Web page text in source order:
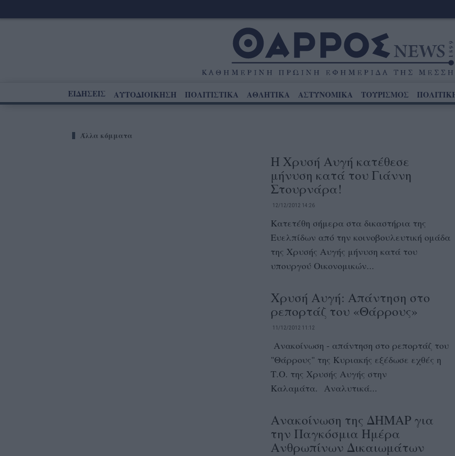
ΕΙΔΗΣΕΙΣ ΑΥΤΟΔΙΟΙΚΗΣΗ ΠΟΛΙΤΙΣΤΙΚΑ ΑΘΛΗΤΙΚΑ ΑΣΤΥΝΟΜΙΚΑ ΤΟΥΡΙΣΜΟΣ
Άλλα κόμματα
Η Χρυσή Αυγή κατέθεσε
μήνυση κατά του Γιάννη
Στουρνάρα‏!
12/12/2012 14:26
Κατετέθη σήμερα στα δικαστήρια της
Ευελπίδων από την κοινοβουλευτική ομάδα
της Χρυσής Αυγής μήνυση κατά του
υπουργού Οικονομικών...
Χρυσή Αυγή: Απάντηση στο
ρεπορτάζ του «Θάρρους»
11/12/2012 11:12
Ανακοίνωση - απάντηση στο ρεπορτάζ του
"Θάρρους" της Κυριακής εξέδωσε εχθές η
Τ.Ο. της Χρυσής Αυγής στην
Καλαμάτα. Αναλυτικά...
Ανακοίνωση της ΔΗΜΑΡ για
την Παγκόσμια Ημέρα
Ανθρωπίνων Δικαιωμάτων